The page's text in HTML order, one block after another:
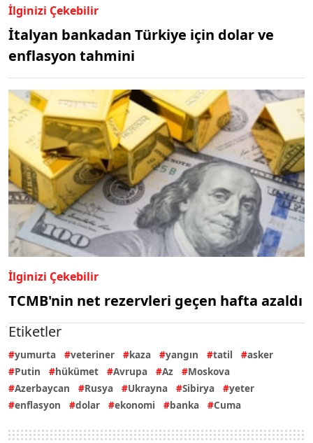
İlginizi Çekebilir
İtalyan bankadan Türkiye için dolar ve
enflasyon tahmini
İlginizi Çekebilir
TCMB'nin net rezervleri geçen hafta azaldı
Etiketler
yumurta veteriner kaza yangın tatil
asker
Putin
hükümet Avrupa Az
Moskova
Azerbaycan
Rusya Ukrayna Sibirya
yeter
enflasyon
dolar ekonomi banka Cuma